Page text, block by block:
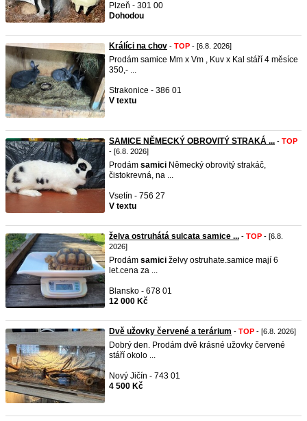
Plzeň - 301 00
Dohodou
Králíci na chov - TOP - [6.8. 2026]
Prodám samice Mm x Vm , Kuv x Kal stáří 4 měsíce
350,- ...
Strakonice - 386 01
V textu
SAMICE NĚMECKÝ OBROVITÝ STRAKÁ ... - TOP
- [6.8. 2026]
Prodám samici Německý obrovitý strakáč,
čistokrevná, na ...
Vsetín - 756 27
V textu
želva ostruhátá sulcata samice ... - TOP - [6.8.
2026]
Prodám samici želvy ostruhate.samice mají 6
let.cena za ...
Blansko - 678 01
12 000 Kč
Dvě užovky červené a terárium - TOP - [6.8. 2026]
Dobrý den. Prodám dvě krásné užovky červené
stáří okolo ...
Nový Jičín - 743 01
4 500 Kč